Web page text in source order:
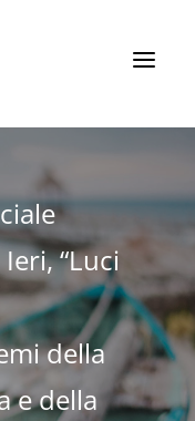
a
“Luci
della
e della